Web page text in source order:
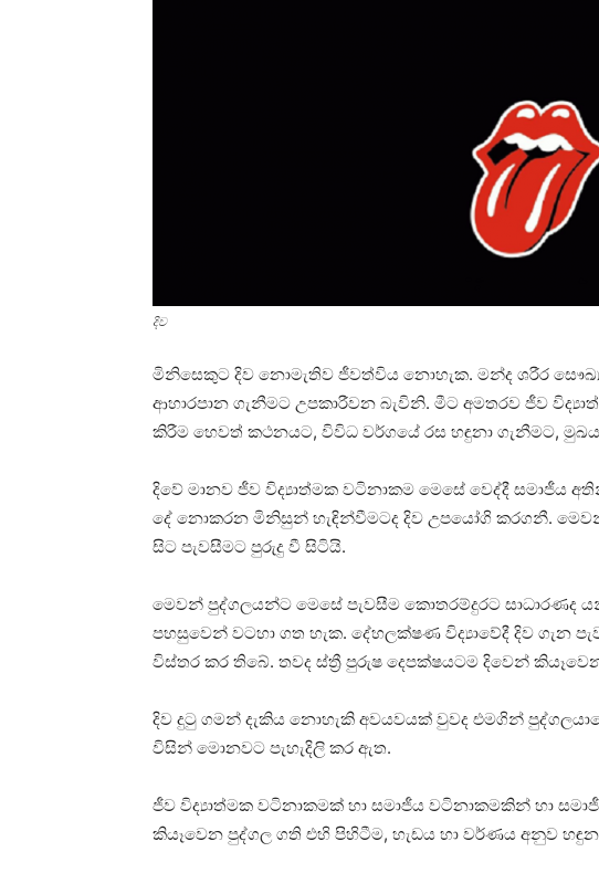
දිව
මිනිසෙකුට දිව නොමැතිව ජීවත්විය නොහැක. මන්ද ශරීර සෞඛ්‍ය
ආහාරපාන ගැනීමට උපකාරීවන බැවිනි. මීට අමතරව ජීව
කිරීම හෙවත් කථනයට, විවිධ වර්ගයේ රස හඳුනා ගැනීමට,
දිවේ මානව ජීව විද්‍යාත්මක වටිනාකම මෙසේ වෙද්දී සමාජීය
දේ නොකරන මිනිසුන් හැඳින්වීමටද දිව උපයෝගි කරගනී.
සිට පැවසීමට පුරුදු වී සිටියි.
මෙවන් පුද්ගලයන්ට මෙසේ පැවසීම කොතරම්දුරට සාධාරණද
පහසුවෙන් වටහා ගත හැක. දේහලක්‌ෂණ විද්‍යාවේදී දිව ගැන
විස්‌තර කර තිබේ. තවද ස්‌ත්‍රී පුරුෂ දෙපක්‌ෂයටම දිවෙන්
දිව දුටු ගමන් දැකිය නොහැකි අවයවයක්‌ වුවද එමගින්
විසින් මොනවට පැහැදිලි කර ඇත.
ජීව විද්‍යාත්මක වටිනාකමක්‌ හා සමාජීය වටිනාකමකින් හා
කියෑවෙන පුද්ගල ගති එහි පිහිටීම, හැඩය හා වර්ණය අනුව